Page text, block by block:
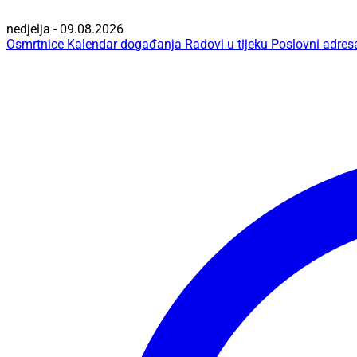
nedjelja - 09.08.2026
Osmrtnice Kalendar događanja Radovi u tijeku Poslovni